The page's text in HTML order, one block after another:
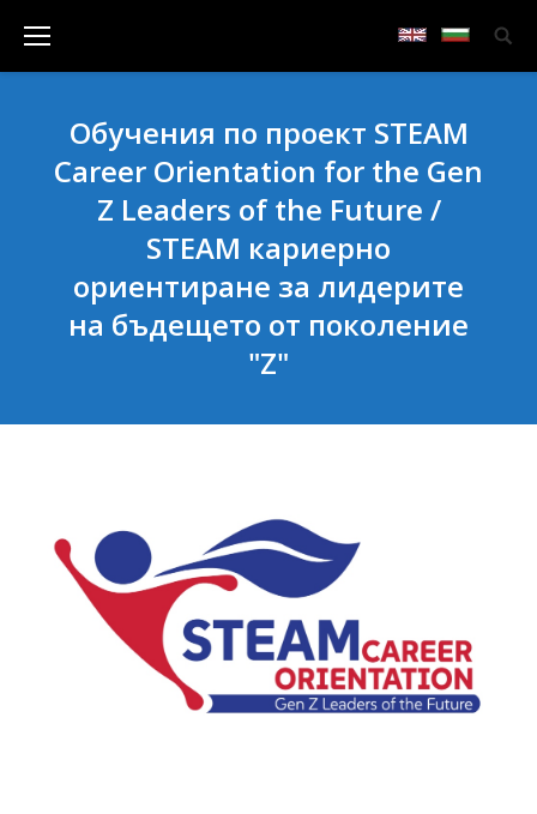
Обучения по проект STEAM
Career Orientation for the Gen
Z Leaders of the Future /
STEAM кариерно
ориентиране за лидерите
на бъдещето от поколение
"Z"